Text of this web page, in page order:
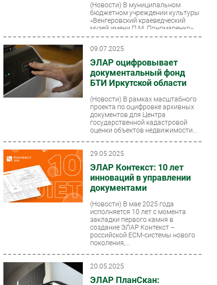
(Новости) В муниципальном
бюджетном учреждении культуры
«Венгеровский краеведческий
музей имени П.М. Пономаренко»
установлен планетарный сканер...
09.07.2025
ЭЛАР оцифровывает
документальный фонд
БТИ Иркутской области
(Новости) В рамках масштабного
проекта по оцифровке архивных
документов для Центра
государственной кадастровой
оценки объектов недвижимости...
29.05.2025
ЭЛАР Контекст: 10 лет
инноваций в управлении
документами
(Новости) В мае 2025 года
исполняется 10 лет с момента
закладки первого камня в
создание ЭЛАР Контекст –
российской ECM-системы нового
поколения,...
20.05.2025
ЭЛАР ПланСкан: